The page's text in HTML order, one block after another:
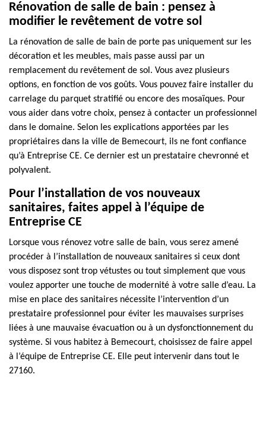
Rénovation de salle de bain : pensez à
modifier le revêtement de votre sol
La rénovation de salle de bain de porte pas uniquement sur les
décoration et les meubles, mais passe aussi par un
remplacement du revêtement de sol. Vous avez plusieurs
options, en fonction de vos goûts. Vous pouvez faire installer du
carrelage du parquet stratifié ou encore des mosaïques. Pour
vous aider dans votre choix, pensez à contacter un professionnel
dans le domaine. Selon les explications apportées par les
propriétaires dans la ville de Bemecourt, ils ne font confiance
qu’à Entreprise CE. Ce dernier est un prestataire chevronné et
polyvalent.
Pour l’installation de vos nouveaux
sanitaires, faites appel à l’équipe de
Entreprise CE
Lorsque vous rénovez votre salle de bain, vous serez amené
procéder à l’installation de nouveaux sanitaires si ceux dont
vous disposez sont trop vétustes ou tout simplement que vous
voulez apporter une touche de modernité à votre salle d’eau. La
mise en place des sanitaires nécessite l’intervention d’un
prestataire professionnel pour éviter les mauvaises surprises
liées à une mauvaise évacuation ou à un dysfonctionnement du
système. Si vous habitez à Bemecourt, choisissez de faire appel
à l’équipe de Entreprise CE. Elle peut intervenir dans tout le
27160.